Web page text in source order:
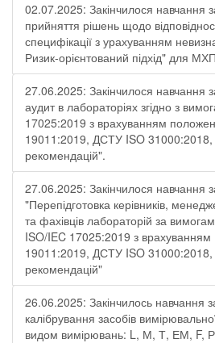
02.07.2025: Закінчилося навчання
прийняття рішень щодо
специфікації з урахуванням
Ризик-орієнтований підхід" для МХП
27.06.2025: Закінчилося навчання
аудит в лабораторіях згідно з
17025:2019 з врахуванням
19011:2019, ДСТУ ISO 31000:2018,
рекомендацій".
27.06.2025: Закінчилося навчання
"Перепідготовка керівників,
та фахівців лабораторій за
ISO/IEC 17025:2019 з
19011:2019, ДСТУ ISO
рекомендацій"
26.06.2025: Закінчилось навчання
калібрування засобів
видом вимірювань: L, М, Т, ЕМ, F,